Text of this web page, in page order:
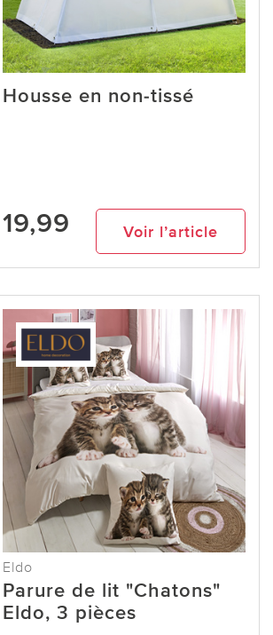
Housse en non-tissé
19,99 Voir l’article
Eldo
Parure de lit "Chatons"
Eldo, 3 pièces